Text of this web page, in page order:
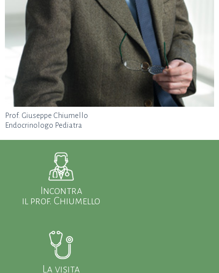
Prof. Giuseppe Chiumello
Endocrinologo Pediatra
Incontra
il prof. Chiumello
La visita